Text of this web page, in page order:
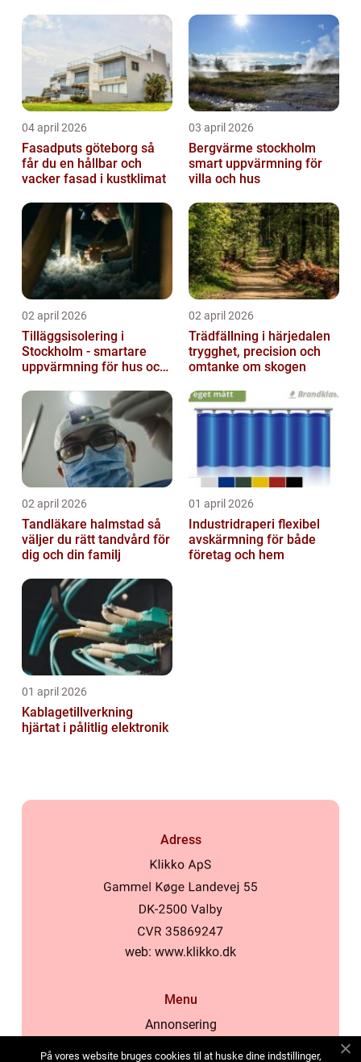
04 april 2026
Fasadputs göteborg så
får du en hållbar och
vacker fasad i kustklimat
03 april 2026
Bergvärme stockholm
smart uppvärmning för
villa och hus
02 april 2026
Tilläggsisolering i
Stockholm - smartare
uppvärmning för hus och
02 april 2026
Trädfällning i härjedalen
trygghet, precision och
omtanke om skogen
02 april 2026
Tandläkare halmstad så
väljer du rätt tandvård för
dig och din familj
01 april 2026
Industridraperi flexibel
avskärmning för både
företag och hem
01 april 2026
Kablagetillverkning
hjärtat i pålitlig elektronik
Adress
web: www.klikko.dk
Menu
Annonsering
På vores website bruges cookies til at huske dine indstillinger,